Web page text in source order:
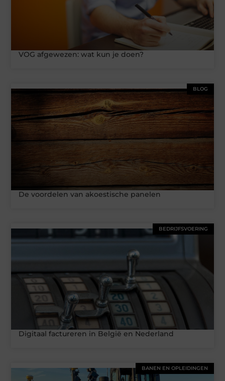
VOG afgewezen: wat kun je doen?
BLOG
De voordelen van akoestische panelen
BEDRIJFSVOERING
Digitaal factureren in België en Nederland
BANEN EN OPLEIDINGEN